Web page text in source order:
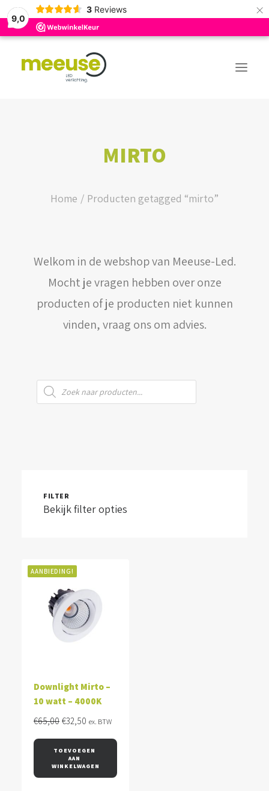
9,0
3 Reviews ×
BUDGET ASSORTIMENT
WEBSHOP
LOGIN / REGISTER
WINKELWAGEN
MIRTO
Home Producten getagged “mirto”
Welkom in de webshop van Meeuse-Led.
Mocht je vragen hebben over onze
producten of je producten niet kunnen
vinden, vraag ons om advies.
Producten
zoeken
FILTER
Bekijk filter opties
AANBIEDING!
Downlight Mirto –
10 watt – 4000K
€65,00 Oorspronkelijke
was:
€65,00.
€32,50 Huidige
is:
€32,50.
ex. BTW
TOEVOEGEN
AAN
WINKELWAGEN